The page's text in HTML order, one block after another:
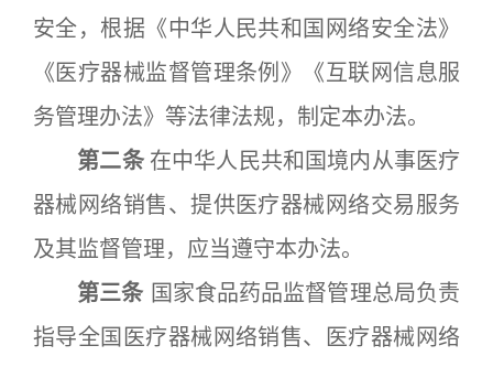
安全，根据《中华人民共和国网络安全法》
《医疗器械监督管理条例》《互联网信息服
务管理办法》等法律法规，制定本办法。
第二条 在中华人民共和国境内从事医疗
器械网络销售、提供医疗器械网络交易服务
及其监督管理，应当遵守本办法。
第三条 国家食品药品监督管理总局负责
指导全国医疗器械网络销售、医疗器械网络